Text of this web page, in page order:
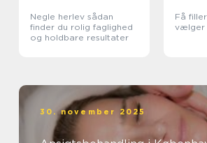
Negle herlev sådan
finder du rolig faglighed
og holdbare resultater
Få
vælger
30. november 2025